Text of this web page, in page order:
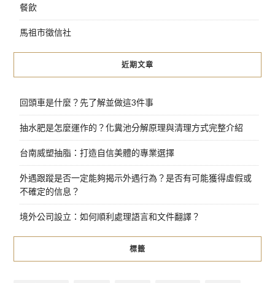
餐飲
馬祖市徵信社
近期文章
回頭車是什麼？先了解並做這3件事
抽水肥是怎麼運作的？化糞池分解原理與清理方式完整介紹
台南威塑抽脂：打造自信美體的專業選擇
外遇跟蹤是否一定能夠揭示外遇行為？是否有可能獲得虛假或
不確定的信息？
境外公司設立：如何順利處理語言和文件翻譯？
標籤